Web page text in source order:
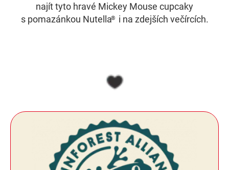
najít tyto hravé Mickey Mouse cupcaky
s pomazánkou Nutella® i na zdejších večírcích.